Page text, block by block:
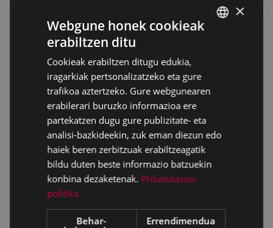
×
Webgune honek cookieak
erabiltzen ditu
Cookieak erabiltzen ditugu edukia,
iragarkiak pertsonalizatzeko eta gure
trafikoa aztertzeko. Gure webgunearen
erabilerari buruzko informazioa ere
partekatzen dugu gure publizitate- eta
analisi-bazkideekin, zuk eman diezun edo
haiek beren zerbitzuak erabiltzeagatik
bildu duten beste informazio batzuekin
konbina dezaketenak. Pribatutasun-
politika
Behar-
Errendimendua